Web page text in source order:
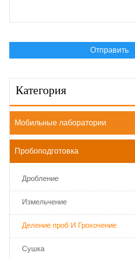
Отправить
Категория
Мобильные лаборатории
Пробоподготовка
Дробление
Измельчение
Деление проб И Грохочение
Сушка